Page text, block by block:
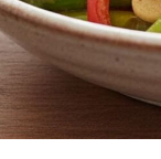
ബിഎന്‍എസ്
വകുപ്പുകള്‍
പണം
ബന്ധപ്പെട്ട